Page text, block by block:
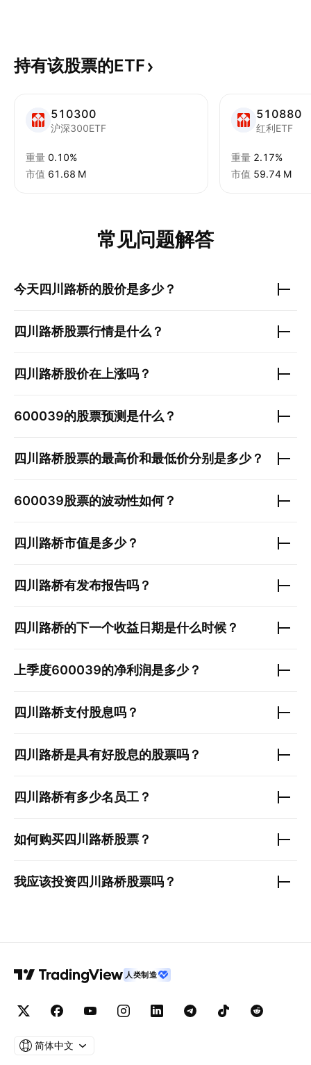
持有该股票的ETF
510300
沪深300ETF
重量 0.10%
市值 ‪61.68 M‬
510880
红利ETF
重量 2.17%
市值 ‪59.74 M‬
常见问题解答
今天四川路桥的股价是多少？
四川路桥股票行情是什么？
四川路桥股价在上涨吗？
600039的股票预测是什么？
四川路桥股票的最高价和最低价分别是多少？
600039股票的波动性如何？
四川路桥市值是多少？
四川路桥有发布报告吗？
四川路桥的下一个收益日期是什么时候？
上季度600039的净利润是多少？
四川路桥支付股息吗？
四川路桥是具有好股息的股票吗？
四川路桥有多少名员工？
如何购买四川路桥股票？
我应该投资四川路桥股票吗？
人类制造
简体中文